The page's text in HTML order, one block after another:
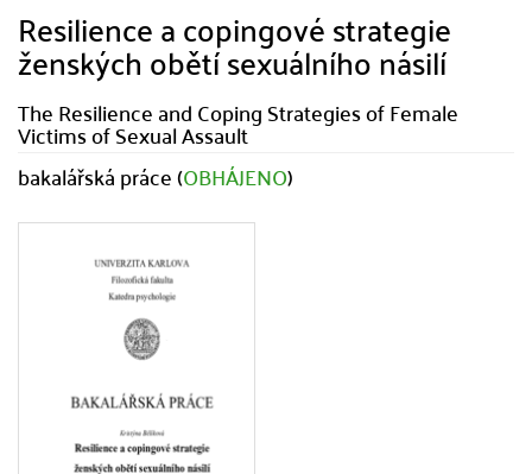
Resilience a copingové strategie
ženských obětí sexuálního násilí
The Resilience and Coping Strategies of Female
Victims of Sexual Assault
bakalářská práce (OBHÁJENO)